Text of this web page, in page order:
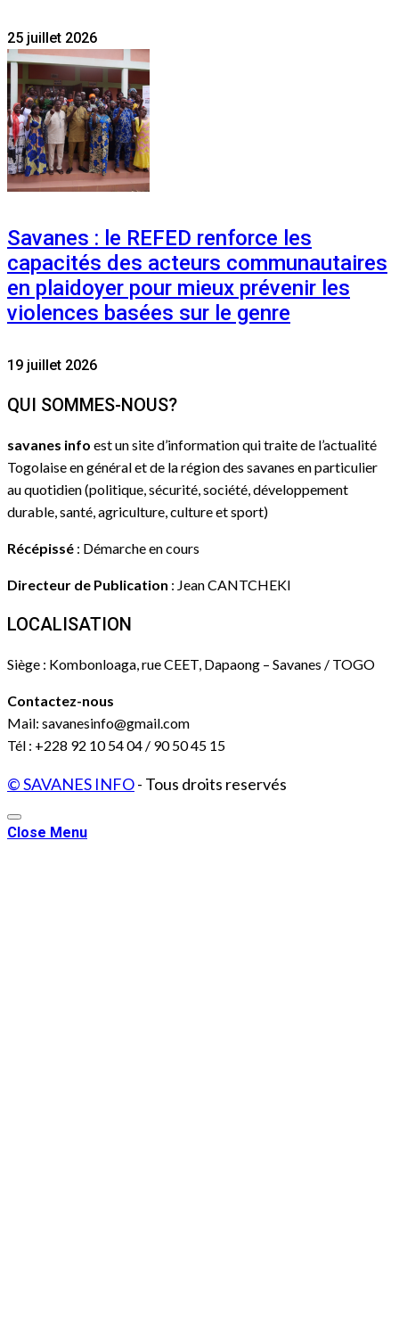
25 juillet 2026
Savanes : le REFED renforce les
capacités des acteurs communautaires
en plaidoyer pour mieux prévenir les
violences basées sur le genre
19 juillet 2026
QUI SOMMES-NOUS?
savanes info est un site d’information qui traite de l’actualité
Togolaise en général et de la région des savanes en particulier
au quotidien (politique, sécurité, société, développement
durable, santé, agriculture, culture et sport)
Récépissé : Démarche en cours
Directeur de Publication : Jean CANTCHEKI
LOCALISATION
Siège : Kombonloaga, rue CEET, Dapaong – Savanes / TOGO
Contactez-nous
Mail: savanesinfo@gmail.com
Tél : +228 92 10 54 04 / 90 50 45 15
© SAVANES INFO- Tous droits reservés
Close Menu